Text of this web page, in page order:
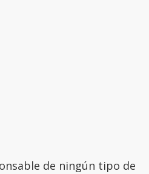
de ningún tipo de